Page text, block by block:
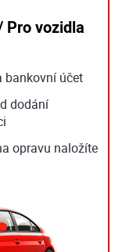
Pro vozidla
bankovní účet
dodání
opravu naložíte